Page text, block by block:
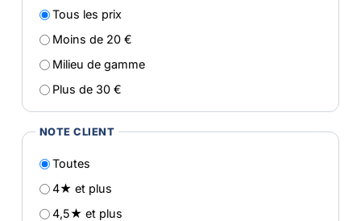
Tous les prix
Moins de 20 €
Milieu de gamme
Plus de 30 €
NOTE CLIENT
Toutes
4★ et plus
4,5★ et plus